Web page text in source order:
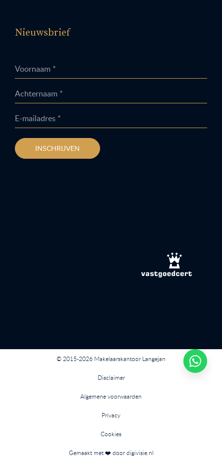
Nieuwsbrief
Voornaam *
Achternaam *
E-mailadres *
INSCHRIJVEN
© 2015-2026 Makelaarskantoor Langejan
Disclaimer
Algemene voorwaarden
Privacy
Cookies
Gemaakt met ❤️ door digivisie.nl